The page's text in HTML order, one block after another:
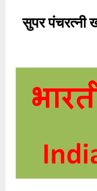
सुपर पंचरत्नी